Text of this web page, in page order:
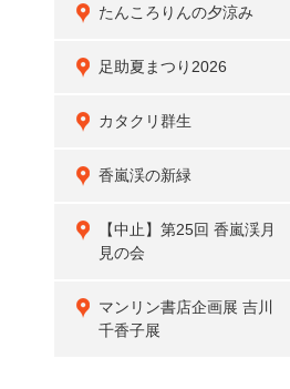
たんころりんの夕涼み
足助夏まつり2026
カタクリ群生
香嵐渓の新緑
【中止】第25回 香嵐渓月
見の会
マンリン書店企画展 吉川
千香子展